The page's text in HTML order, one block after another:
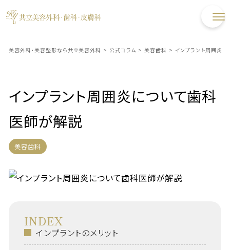
美容外科・美容整形なら共立美容外科 > 公式コラム > 美容歯科 > インプラント周囲炎
インプラント周囲炎について歯科
医師が解説
美容歯科
INDEX
インプラントのメリット